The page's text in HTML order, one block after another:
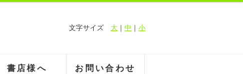
文字サイズ 大 ｜ 中 ｜ 小
書店様へ お問い合わせ